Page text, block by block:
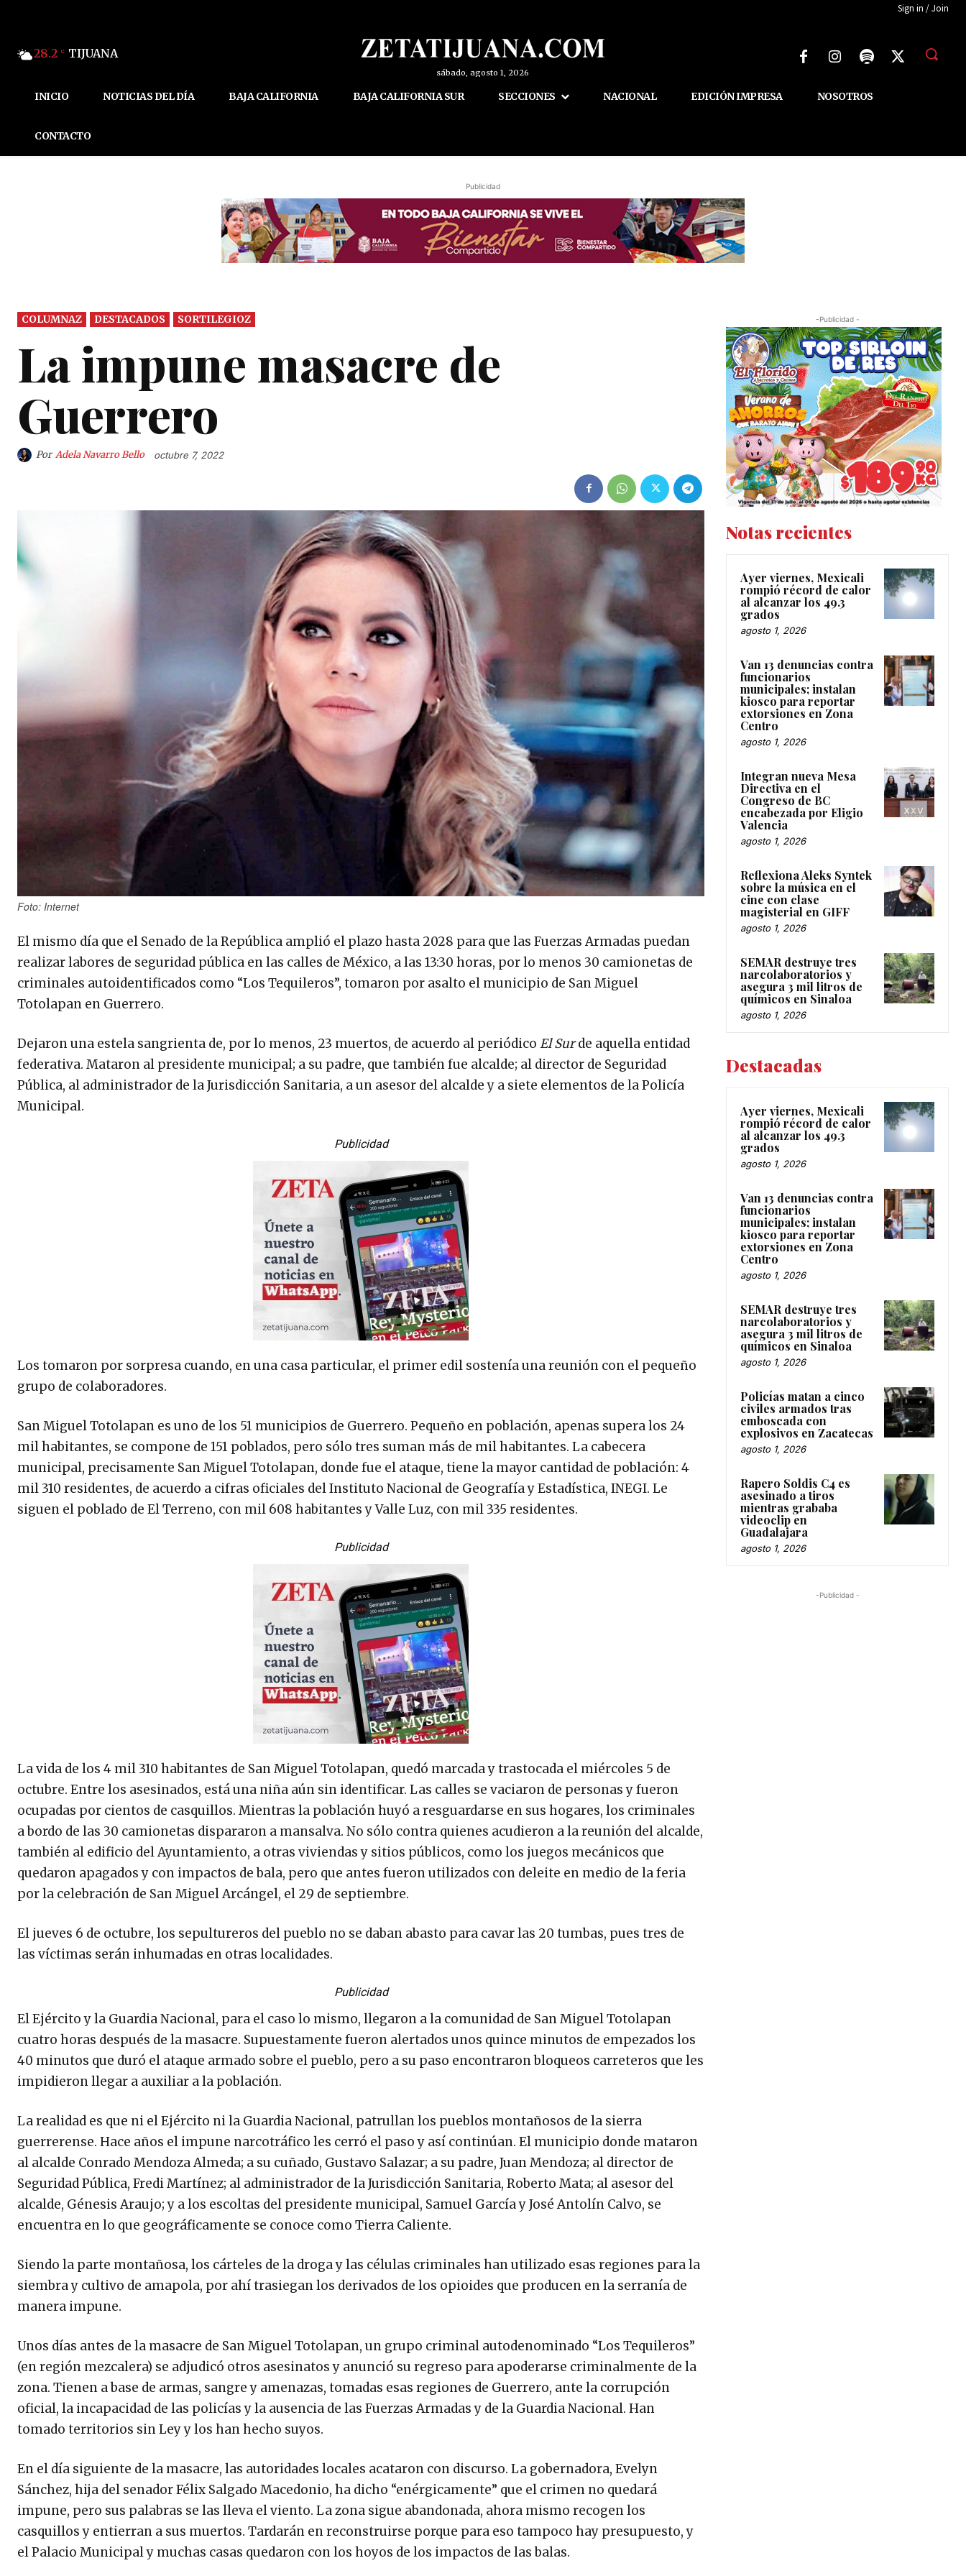
Sign in / Join
28.2 C TIJUANA
sábado, agosto 1, 2026
INICIO NOTICIAS DEL DÍA BAJA CALIFORNIA BAJA CALIFORNIA SUR SECCIONES NACIONAL EDICIÓN IMPRESA NOSOTROS
CONTACTO
Publicidad
COLUMNAZ DESTACADOS SORTILEGIOZ
La impune masacre de
Guerrero
Por Adela Navarro Bello octubre 7, 2022
Foto: Internet
El mismo día que el Senado de la República amplió el plazo hasta 2028 para que las Fuerzas Armadas puedan
realizar labores de seguridad pública en las calles de México, a las 13:30 horas, por lo menos 30 camionetas de
criminales autoidentificados como “Los Tequileros”, tomaron por asalto el municipio de San Miguel
Totolapan en Guerrero.
Dejaron una estela sangrienta de, por lo menos, 23 muertos, de acuerdo al periódico El Surde aquella entidad
federativa. Mataron al presidente municipal; a su padre, que también fue alcalde; al director de Seguridad
Pública, al administrador de la Jurisdicción Sanitaria, a un asesor del alcalde y a siete elementos de la Policía
Municipal.
Publicidad
Los tomaron por sorpresa cuando, en una casa particular, el primer edil sostenía una reunión con el pequeño
grupo de colaboradores.
San Miguel Totolapan es uno de los 51 municipios de Guerrero. Pequeño en población, apenas supera los 24
mil habitantes, se compone de 151 poblados, pero sólo tres suman más de mil habitantes. La cabecera
municipal, precisamente San Miguel Totolapan, donde fue el ataque, tiene la mayor cantidad de población: 4
mil 310 residentes, de acuerdo a cifras oficiales del Instituto Nacional de Geografía y Estadística, INEGI. Le
siguen el poblado de El Terreno, con mil 608 habitantes y Valle Luz, con mil 335 residentes.
Publicidad
La vida de los 4 mil 310 habitantes de San Miguel Totolapan, quedó marcada y trastocada el miércoles 5 de
octubre. Entre los asesinados, está una niña aún sin identificar. Las calles se vaciaron de personas y fueron
ocupadas por cientos de casquillos. Mientras la población huyó a resguardarse en sus hogares, los criminales
a bordo de las 30 camionetas dispararon a mansalva. No sólo contra quienes acudieron a la reunión del alcalde,
también al edificio del Ayuntamiento, a otras viviendas y sitios públicos, como los juegos mecánicos que
quedaron apagados y con impactos de bala, pero que antes fueron utilizados con deleite en medio de la feria
por la celebración de San Miguel Arcángel, el 29 de septiembre.
El jueves 6 de octubre, los sepultureros del pueblo no se daban abasto para cavar las 20 tumbas, pues tres de
las víctimas serán inhumadas en otras localidades.
Publicidad
El Ejército y la Guardia Nacional, para el caso lo mismo, llegaron a la comunidad de San Miguel Totolapan
cuatro horas después de la masacre. Supuestamente fueron alertados unos quince minutos de empezados los
40 minutos que duró el ataque armado sobre el pueblo, pero a su paso encontraron bloqueos carreteros que les
impidieron llegar a auxiliar a la población.
La realidad es que ni el Ejército ni la Guardia Nacional, patrullan los pueblos montañosos de la sierra
guerrerense. Hace años el impune narcotráfico les cerró el paso y así continúan. El municipio donde mataron
al alcalde Conrado Mendoza Almeda; a su cuñado, Gustavo Salazar; a su padre, Juan Mendoza; al director de
Seguridad Pública, Fredi Martínez; al administrador de la Jurisdicción Sanitaria, Roberto Mata; al asesor del
alcalde, Génesis Araujo; y a los escoltas del presidente municipal, Samuel García y José Antolín Calvo, se
encuentra en lo que geográficamente se conoce como Tierra Caliente.
Siendo la parte montañosa, los cárteles de la droga y las células criminales han utilizado esas regiones para la
siembra y cultivo de amapola, por ahí trasiegan los derivados de los opioides que producen en la serranía de
manera impune.
Unos días antes de la masacre de San Miguel Totolapan, un grupo criminal autodenominado “Los Tequileros”
(en región mezcalera) se adjudicó otros asesinatos y anunció su regreso para apoderarse criminalmente de la
zona. Tienen a base de armas, sangre y amenazas, tomadas esas regiones de Guerrero, ante la corrupción
oficial, la incapacidad de las policías y la ausencia de las Fuerzas Armadas y de la Guardia Nacional. Han
tomado territorios sin Ley y los han hecho suyos.
En el día siguiente de la masacre, las autoridades locales acataron con discurso. La gobernadora, Evelyn
Sánchez, hija del senador Félix Salgado Macedonio, ha dicho “enérgicamente” que el crimen no quedará
impune, pero sus palabras se las lleva el viento. La zona sigue abandonada, ahora mismo recogen los
casquillos y entierran a sus muertos. Tardarán en reconstruirse porque para eso tampoco hay presupuesto, y
el Palacio Municipal y muchas casas quedaron con los hoyos de los impactos de las balas.
-Publicidad -
Notas recientes
Ayer viernes, Mexicali
rompió récord de calor
al alcanzar los 49.3
grados
agosto 1, 2026
Van 13 denuncias contra
funcionarios
municipales; instalan
kiosco para reportar
extorsiones en Zona
Centro
agosto 1, 2026
Integran nueva Mesa
Directiva en el
Congreso de BC
encabezada por Eligio
Valencia
agosto 1, 2026
Reflexiona Aleks Syntek
sobre la música en el
cine con clase
magisterial en GIFF
agosto 1, 2026
SEMAR destruye tres
narcolaboratorios y
asegura 3 mil litros de
químicos en Sinaloa
agosto 1, 2026
Destacadas
Ayer viernes, Mexicali
rompió récord de calor
al alcanzar los 49.3
grados
agosto 1, 2026
Van 13 denuncias contra
funcionarios
municipales; instalan
kiosco para reportar
extorsiones en Zona
Centro
agosto 1, 2026
SEMAR destruye tres
narcolaboratorios y
asegura 3 mil litros de
químicos en Sinaloa
agosto 1, 2026
Policías matan a cinco
civiles armados tras
emboscada con
explosivos en Zacatecas
agosto 1, 2026
Rapero Soldis C4 es
asesinado a tiros
mientras grababa
videoclip en
Guadalajara
agosto 1, 2026
-Publicidad -